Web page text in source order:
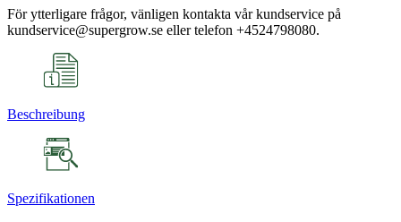
För ytterligare frågor, vänligen kontakta vår kundservice på
kundservice@supergrow.se eller telefon +4524798080.
Beschreibung
Spezifikationen